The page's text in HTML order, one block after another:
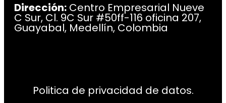
Dirección: Centro Empresarial Nueve
C Sur, Cl. 9C Sur #50ff-116 oficina 207,
Guayabal, Medellín, Colombia
Politica de privacidad de datos.